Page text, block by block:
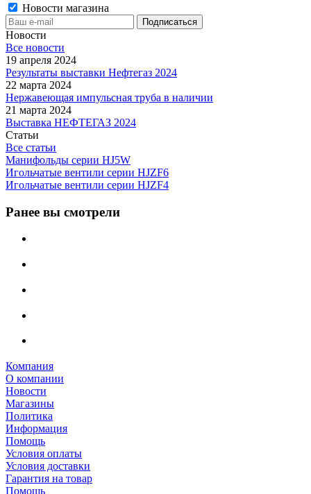
Новости магазина
Новости
Все новости
19 апреля 2024
Результаты выставки Нефтегаз 2024
22 марта 2024
Нержавеющая импульсная труба в наличии
21 марта 2024
Выставка НЕФТЕГАЗ 2024
Статьи
Все статьи
Манифольды серии HJ5W
Игольчатые вентили серии HJZF6
Игольчатые вентили серии HJZF4
Ранее вы смотрели
Компания
О компании
Новости
Магазины
Политика
Информация
Помощь
Условия оплаты
Условия доставки
Гарантия на товар
Помощь